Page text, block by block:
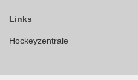
Links
Hockeyzentrale